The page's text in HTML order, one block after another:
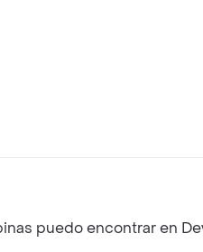
puedo encontrar en